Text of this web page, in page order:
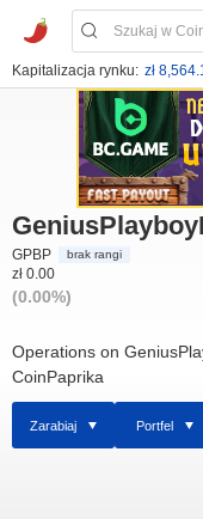
Kapitalizacja rynku: zł
GPBP brak rangi
zł 0.00
(0.00%)
Operations on
CoinPaprika
Zarabiaj Portfel